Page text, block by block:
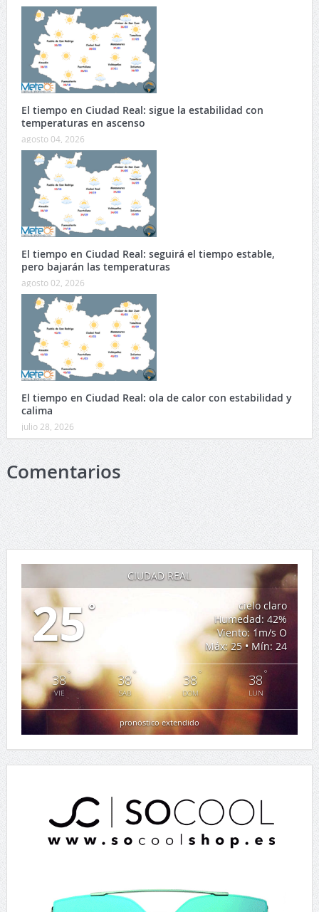
El tiempo en Ciudad Real: sigue la estabilidad con
temperaturas en ascenso
agosto 04, 2026
El tiempo en Ciudad Real: seguirá el tiempo estable,
pero bajarán las temperaturas
agosto 02, 2026
El tiempo en Ciudad Real: ola de calor con estabilidad y
calima
julio 28, 2026
Comentarios
CIUDAD REAL
25°
cielo claro
Humedad: 42%
Viento: 1m/s O
Máx: 25 • Mín: 24
38°
VIE
38°
SAB
38°
DOM
38 °
LUN
pronóstico extendido